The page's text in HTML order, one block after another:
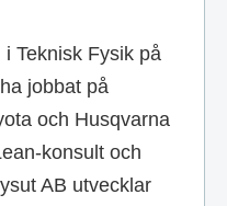
Teknisk Fysik på
jobbat på
och Husqvarna
konsult och
AB utvecklar